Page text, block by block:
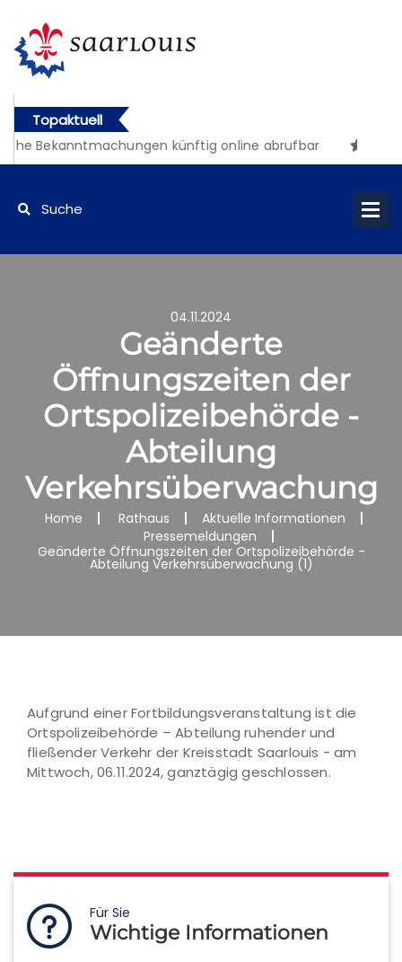
Topaktuell
Bekanntmachungen künftig online abrufbar
04.11.2024
Geänderte
Öffnungszeiten der
Ortspolizeibehörde -
Abteilung
Verkehrsüberwachung
Home Rathaus
Aktuelle Informationen
Pressemeldungen
Geänderte Öffnungszeiten der Ortspolizeibehörde -
Abteilung Verkehrsüberwachung (1)
Aufgrund einer Fortbildungsveranstaltung ist die
Ortspolizeibehörde – Abteilung ruhender und
fließender Verkehr der Kreisstadt Saarlouis - am
Mittwoch, 06.11.2024, ganztägig geschlossen.
Für Sie
Wichtige Informationen